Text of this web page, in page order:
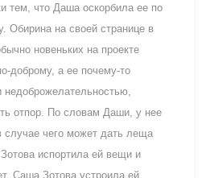
тем, что Даша оскорбила ее по
Обирина на своей странице в
новеньких на проекте
доброму, а ее почему-то
недоброжелательностью,
отпор. По словам Даши, у нее
случае чего может дать леща
испортила ей вещи и
Саша Зотова устроила ей